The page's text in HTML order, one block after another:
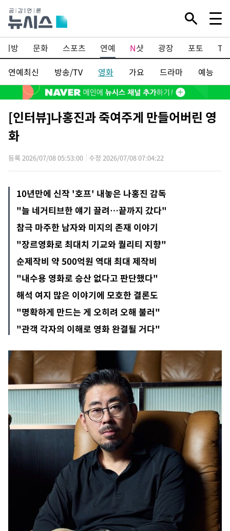
지방 문화 스포츠 연예 N샷 광장 포토 TV
연예최신
방송/TV 영화 가요 드라마 예능
[인터뷰]나홍진과 죽여주게 만들어버린 영
화
등록 2026/07/08 05:53:00 수정 2026/07/08 07:04:22
10년만에 신작 '호프' 내놓은 나홍진 감독
"늘 네거티브한 얘기 끌려…끝까지 갔다"
참극 마주한 남자와 미지의 존재 이야기
"장르영화로 최대치 기교와 퀄리티 지향"
순제작비 약 500억원 역대 최대 제작비
"내수용 영화로 승산 없다고 판단했다"
해석 여지 많은 이야기에 모호한 결론도
"명확하게 만드는 게 오히려 오해 불러"
"관객 각자의 이해로 영화 완결될 거다"